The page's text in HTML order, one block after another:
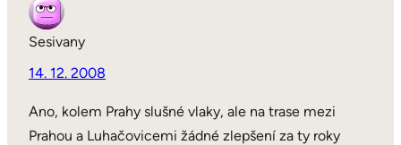
Sesivany
14. 12. 2008
Ano, kolem Prahy slušné vlaky, ale na trase mezi
Prahou a Luhačovicemi žádné zlepšení za ty roky